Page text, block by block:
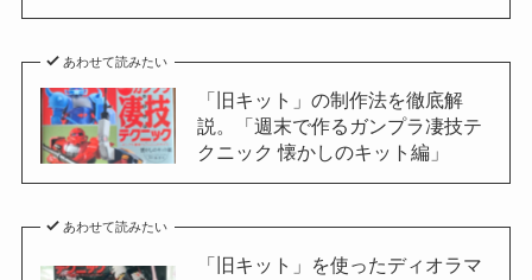
あわせて読みたい
「旧キット」の制作法を徹底解
説。「週末で作るガンプラ凄技テ
クニック 懐かしのキット編」
あわせて読みたい
「旧キット」を使ったディオラマ